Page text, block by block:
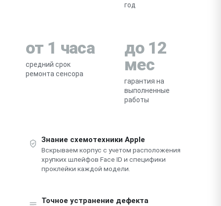
год
от 1 часа
средний срок
ремонта сенсора
до 12
мес
гарантия на
выполненные
работы
Знание схемотехники Apple
Вскрываем корпус с учетом расположения
хрупких шлейфов Face ID и специфики
проклейки каждой модели.
Точное устранение дефекта